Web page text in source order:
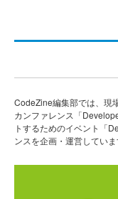
CodeZine編集部では、現
カンファレンス「
トするためのイベント「
ンスを企画・運営していま